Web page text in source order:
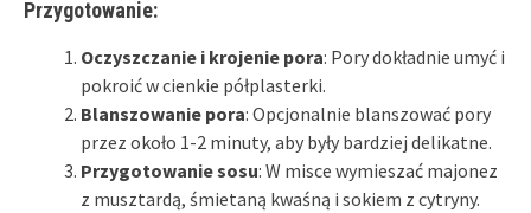
Przygotowanie:
Oczyszczanie i krojenie pora: Pory dokładnie umyć i
pokroić w cienkie półplasterki.
Blanszowanie pora: Opcjonalnie blanszować pory
przez około 1-2 minuty, aby były bardziej delikatne.
Przygotowanie sosu: W misce wymieszać majonez
z musztardą, śmietaną kwaśną i sokiem z cytryny.